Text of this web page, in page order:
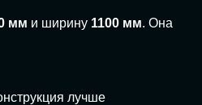
мм и ширину 1100 мм. Она
лучше